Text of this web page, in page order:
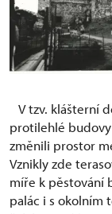
V tzv. klášterní
protilehlé
změnili prostor
Vznikly zde
míře k pěstování
palác i s